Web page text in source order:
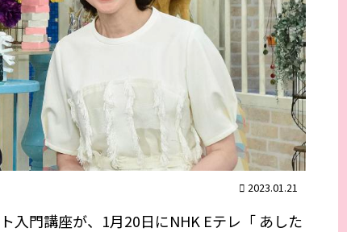
2023.01.21
入門講座が、1月20日にNHK Eテレ「 あした